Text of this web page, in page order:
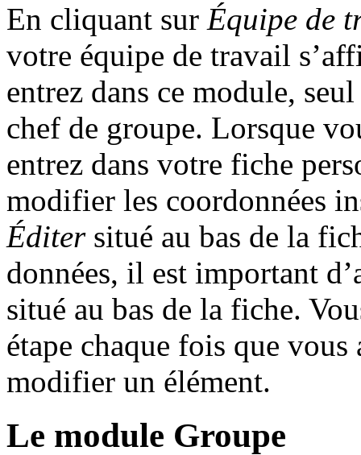
En cliquant sur Équipe de
votre équipe de travail
entrez dans ce module,
chef de groupe. Lorsque
entrez dans votre fiche
modifier les coordonnées
Éditersitué au bas de la
données, il est important
situé au bas de la fiche.
étape chaque fois que
modifier un élément.
Le module Groupe